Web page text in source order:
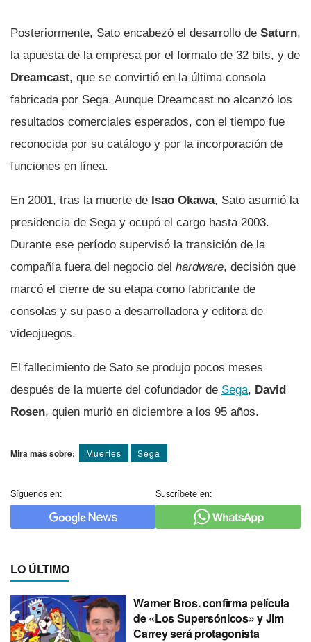
Posteriormente, Sato encabezó el desarrollo de Saturn,
la apuesta de la empresa por el formato de 32 bits, y de
Dreamcast, que se convirtió en la última consola
fabricada por Sega. Aunque Dreamcast no alcanzó los
resultados comerciales esperados, con el tiempo fue
reconocida por su catálogo y por la incorporación de
funciones en línea.
En 2001, tras la muerte de Isao Okawa, Sato asumió la
presidencia de Sega y ocupó el cargo hasta 2003.
Durante ese período supervisó la transición de la
compañía fuera del negocio del hardware, decisión que
marcó el cierre de su etapa como fabricante de
consolas y su paso a desarrolladora y editora de
videojuegos.
El fallecimiento de Sato se produjo pocos meses
después de la muerte del cofundador de Sega, David
Rosen, quien murió en diciembre a los 95 años.
Mira más sobre: Muertes Sega
Síguenos en: Suscríbete en:
LO ÚLTIMO
Warner Bros. confirma película
de «Los Supersónicos» y Jim
Carrey será protagonista